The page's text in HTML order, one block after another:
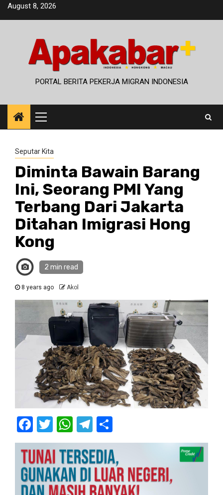
SkipAugust 8, 2026
PORTAL BERITA PEKERJA MIGRAN INDONESIA
Primary
Menu
Seputar Kita
Diminta Bawain Barang
Ini, Seorang PMI Yang
Terbang Dari Jakarta
Ditahan Imigrasi Hong
Kong
2 min read
8 years ago Akol
Facebook
Twitter
WhatsApp
Telegram